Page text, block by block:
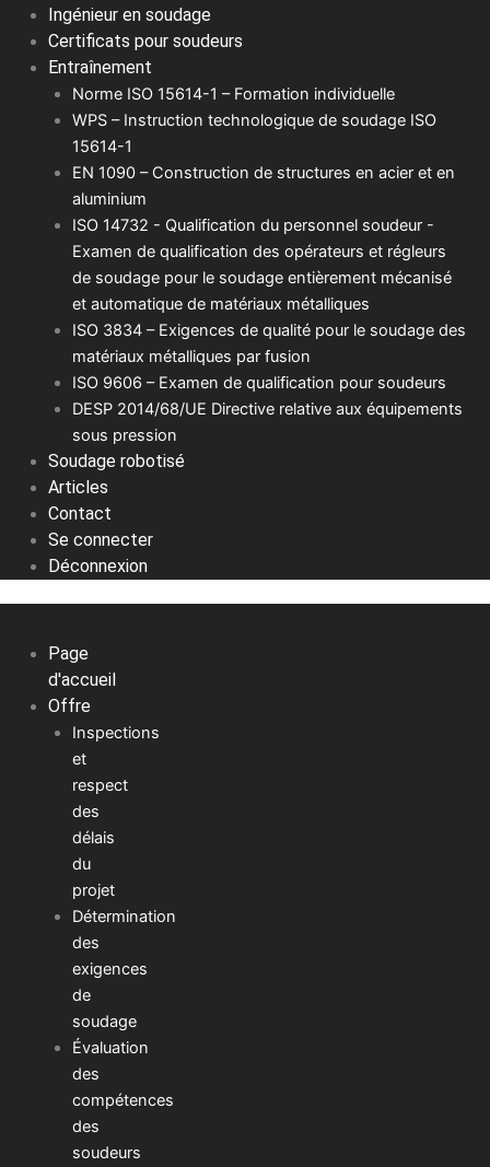
Ingénieur en soudage
Certificats pour soudeurs
Entraînement
Norme ISO 15614-1 – Formation individuelle
WPS – Instruction technologique de soudage ISO
15614-1
EN 1090 – Construction de structures en acier et en
aluminium
ISO 14732 - Qualification du personnel soudeur -
Examen de qualification des opérateurs et régleurs
de soudage pour le soudage entièrement mécanisé
et automatique de matériaux métalliques
ISO 3834 – Exigences de qualité pour le soudage des
matériaux métalliques par fusion
ISO 9606 – Examen de qualification pour soudeurs
DESP 2014/68/UE Directive relative aux équipements
sous pression
Soudage robotisé
Articles
Contact
Se connecter
Déconnexion
Page
d'accueil
Offre
Inspections
et
respect
des
délais
du
projet
Détermination
des
exigences
de
soudage
Évaluation
des
compétences
des
soudeurs